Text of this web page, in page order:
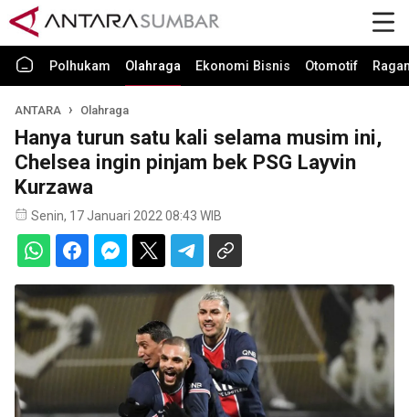
Polhukam Olahraga Ekonomi Bisnis Otomotif
ANTARA Olahraga
Hanya turun satu kali selama musim ini,
Chelsea ingin pinjam bek PSG Layvin
Kurzawa
Senin, 17 Januari 2022 08:43 WIB